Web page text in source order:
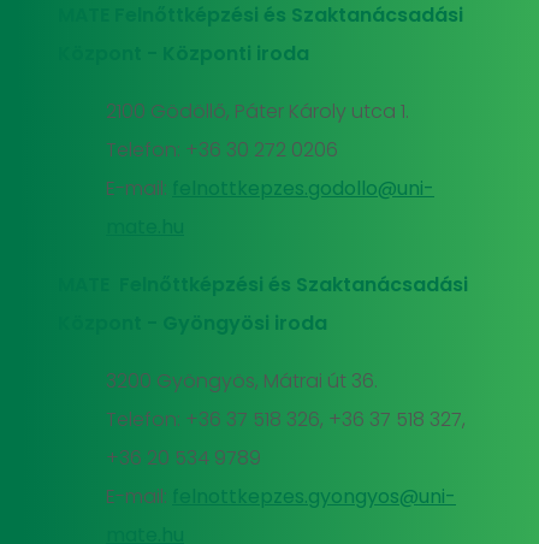
MATE Felnőttképzési és Szaktanácsadási
Központ - Központi iroda
2100 Gödöllő, Páter Károly utca 1.
Telefon: +36 30 272 0206
E-mail:
felnottkepzes.godollo@uni-
MATE Felnőttképzési és Szaktanácsadási
Központ - Gyöngyösi iroda
3200 Gyöngyös, Mátrai út 36.
Telefon: +36 37 518 326, +36 37 518 327,
+36 20 534 9789
E-mail:
felnottkepzes.gyongyos@uni-